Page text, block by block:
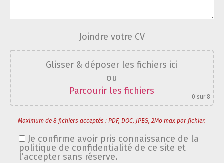
Joindre votre CV
Glisser & déposer les fichiers ici
ou
Parcourir les fichiers
0 sur 8
Maximum de 8 fichiers acceptés : PDF, DOC, JPEG, 2Mo max par fichier.
Je confirme avoir pris connaissance de la
politique de confidentialité de ce site et
l’accepter sans réserve.